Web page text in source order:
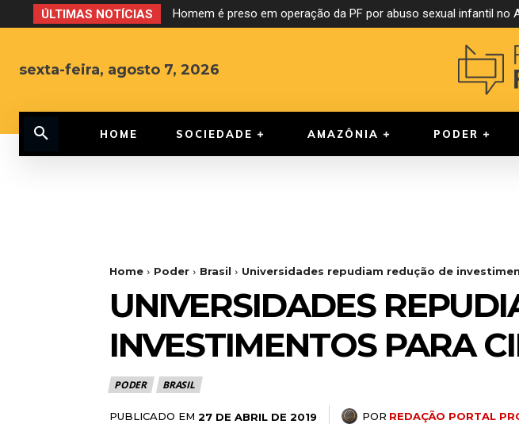
ÚLTIMAS NOTÍCIAS Homem é preso em operação da PF por abuso sexual infantil no
Justiça barra sanções do MEC contra cursos de Medicina
sexta-feira, agosto 7, 2026
HOME SOCIEDADE AMAZÔNIA PODER
Home Poder Brasil Universidades repudiam redução de
UNIVERSIDADES
INVESTIMENTOS PARA
PODER BRASIL
PUBLICADO EM 27 DE ABRIL DE 2019 POR REDAÇÃO PORTAL